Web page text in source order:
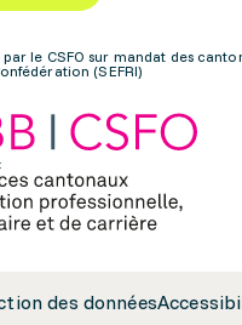
le CSFO sur mandat des
(SEFRI)
des données